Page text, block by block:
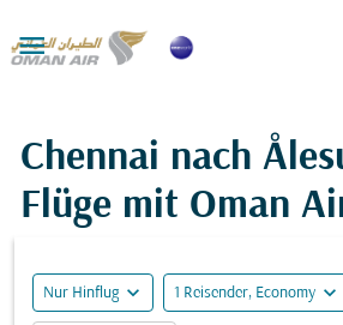

Chennai nach
Flüge mit Oman
Nur Hinflug expand_more 1 Reisender, Economy expand_more